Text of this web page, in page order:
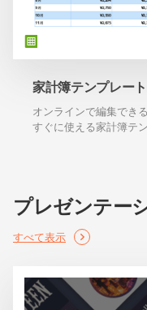
家計簿テンプレート
オンラインで編集でき
すぐに使える家計簿テ
プレゼンテー
すべて表示